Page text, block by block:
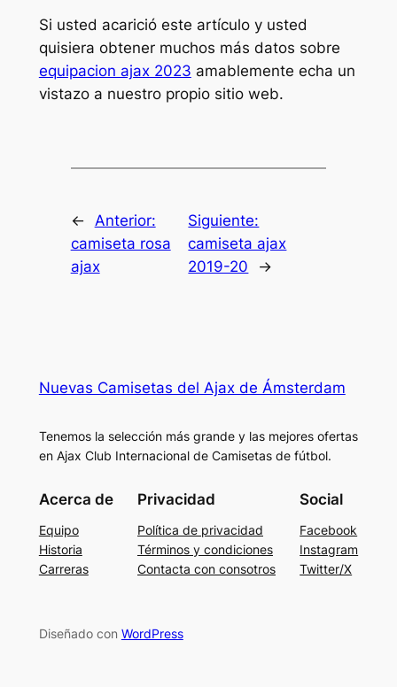
Si usted acarició este artículo y usted
quisiera obtener muchos más datos sobre
equipacion ajax 2023 amablemente echa un
vistazo a nuestro propio sitio web.
← Anterior:
camiseta rosa
ajax
Siguiente:
camiseta ajax
2019-20
→
Nuevas Camisetas del Ajax de Ámsterdam
Tenemos la selección más grande y las mejores ofertas
en Ajax Club Internacional de Camisetas de fútbol.
Acerca de
Equipo
Historia
Carreras
Privacidad
Política de privacidad
Términos y condiciones
Contacta con consotros
Social
Facebook
Instagram
Twitter/X
Diseñado con WordPress